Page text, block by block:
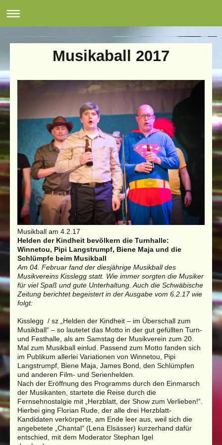
Musikverein Kißlegg
Musikaball 2017
Musikball am 4.2.17
Helden der Kindheit bevölkern die Turnhalle:
Winnetou, Pipi Langstrumpf, Biene Maja und die
Schlümpfe beim Musikball
Am 04. Februar fand der diesjährige Musikball des
Musikvereins Kisslegg statt. Wie immer sorgten die Musiker
für viel Spaß und gute Unterhaltung. Auch die Schwäbische
Zeitung berichtet begeistert in der Ausgabe vom 6.2.17 wie
folgt:
Kisslegg / sz „Helden der Kindheit – im Überschall zum
Musikball“ – so lautetet das Motto in der gut gefüllten Turn-
und Festhalle, als am Samstag der Musikverein zum 20.
Mal zum Musikball einlud. Passend zum Motto fanden sich
im Publikum allerlei Variationen von Winnetou, Pipi
Langstrumpf, Biene Maja, James Bond, den Schlümpfen
und anderen Film- und Serienhelden.
Nach der Eröffnung des Programms durch den Einmarsch
der Musikanten, startete die Reise durch die
Fernsehnostalgie mit „Herzblatt, der Show zum Verlieben!“.
Hierbei ging Florian Rude, der alle drei Herzblatt-
Kandidaten verkörperte, am Ende leer aus, weil sich die
angebetete „Chantal“ (Lena Elsässer) kurzerhand dafür
entschied, mit dem Moderator Stephan Igel